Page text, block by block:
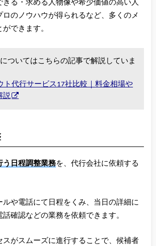
きる・求める人物像や希少価値の高い人
のノウハウが得られるなど、多くのメ
できます。
ついてはこちらの記事で解説していま
ト代行サービス17社比較｜料金相場や
説
う日程調整業務を、代行会社に依頼する
ルや電話にて日程をくみ、当日の詳細に
確認などの業務を依頼できます。
スがスムーズに進行することで、候補者